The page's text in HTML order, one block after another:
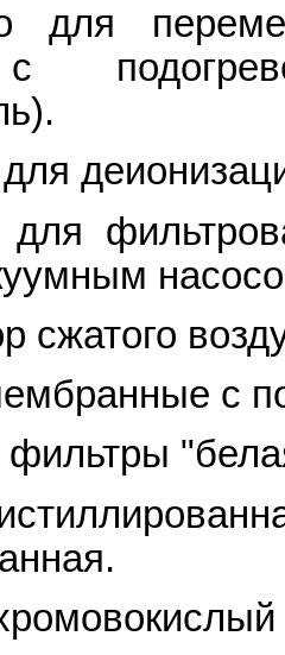
для
для
сжатого
с